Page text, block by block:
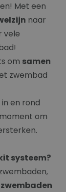
Met een
naar
vele
om samen
zwembad
en rond
om
systeem?
zwembaden